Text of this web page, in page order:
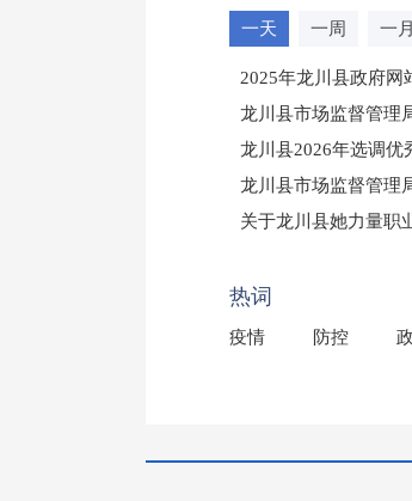
一天 一周 一月
2025年龙川县政府网
龙川县市场监督管理
龙川县2026年选调优
龙川县市场监督管理
（龙市监罚送告〔
关于龙川县她力量职
热词
疫情 防控